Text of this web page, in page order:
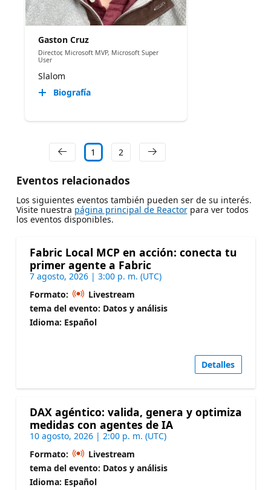
Gaston Cruz
Director, Microsoft MVP, Microsoft Super
User
Slalom
Biografía
1 2
Eventos relacionados
Los siguientes eventos también pueden ser de su interés.
Visite nuestra página principal de Reactorpara ver todos
los eventos disponibles.
Fabric Local MCP en acción: conecta tu
primer agente a Fabric
7 agosto, 2026 | 3:00 p. m. (UTC)
Formato:
Livestream
tema del evento: Datos y análisis
Idioma: Español
Detalles
DAX agéntico: valida, genera y optimiza
medidas con agentes de IA
10 agosto, 2026 | 2:00 p. m. (UTC)
Formato:
Livestream
tema del evento: Datos y análisis
Idioma: Español